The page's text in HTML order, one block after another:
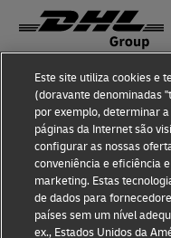
Sensibilização para Fraude
Aviso legal
Termos de utilização
Aviso de privacidade
Acessibilidade
Este site utiliza cookies e
(doravante denominadas
por exemplo, determinar
páginas da Internet são
configurar as nossas
conveniência e eficiência
marketing. Estas
de dados para
países sem um nível
ex., Estados Unidos da